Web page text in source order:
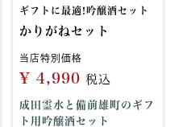
ギフトに最適!吟醸酒セット
かりがねセット
当店特別価格
¥ 4,990 税込
成田霊水と備前雄町のギフ
ト用吟醸酒セット